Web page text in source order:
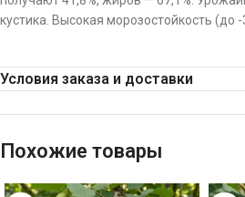
кустика. Высокая морозостойкость (до -
Условия заказа и доставки
Похожие товары